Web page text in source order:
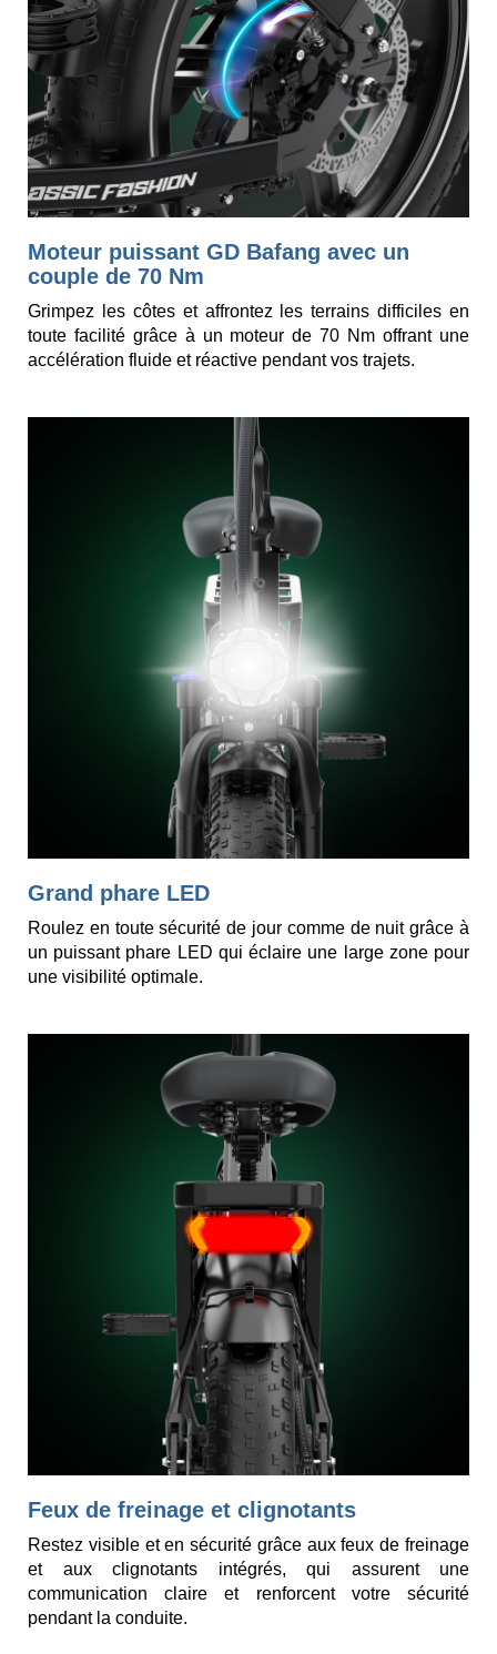
Moteur puissant GD Bafang avec un
couple de 70 Nm
Grimpez les côtes et affrontez les terrains difficiles en
toute facilité grâce à un moteur de 70 Nm offrant une
accélération fluide et réactive pendant vos trajets.
Grand phare LED
Roulez en toute sécurité de jour comme de nuit grâce à
un puissant phare LED qui éclaire une large zone pour
une visibilité optimale.
Feux de freinage et clignotants
Restez visible et en sécurité grâce aux feux de freinage
et aux clignotants intégrés, qui assurent une
communication claire et renforcent votre sécurité
pendant la conduite.